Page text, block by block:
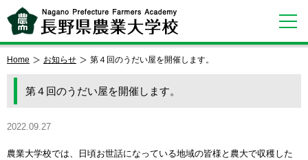
Home お知らせ 第４回のうだい屋を開催します。
第４回のうだい屋を開催します。
2022.09.27
農業大学校では、日頃お世話になっている地域の皆様と農大で収穫した